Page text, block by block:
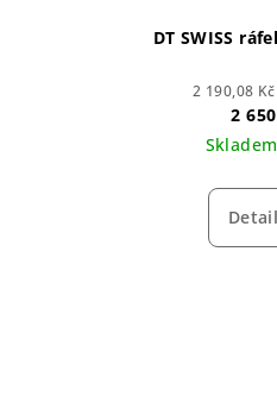
DT SWISS
2 190,08
2
Skladem
Detail